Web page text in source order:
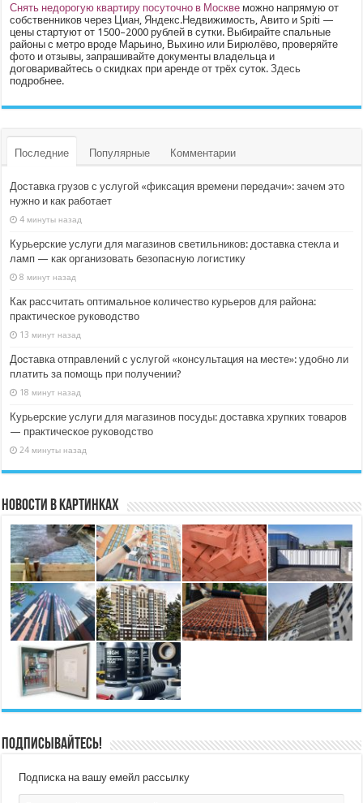
Снять недорогую квартиру посуточно в Москве можно напрямую от
собственников через Циан, Яндекс.Недвижимость, Авито и Spiti —
цены стартуют от 1500–2000 рублей в сутки. Выбирайте спальные
районы с метро вроде Марьино, Выхино или Бирюлёво, проверяйте
фото и отзывы, запрашивайте документы владельца и
договаривайтесь о скидках при аренде от трёх суток.Здесь
подробнее.
Последние Популярные Комментарии
Доставка грузов с услугой «фиксация времени передачи»: зачем это
нужно и как работает
4 минуты назад
Курьерские услуги для магазинов светильников: доставка стекла и
ламп — как организовать безопасную логистику
8 минут назад
Как рассчитать оптимальное количество курьеров для района:
практическое руководство
13 минут назад
Доставка отправлений с услугой «консультация на месте»: удобно ли
платить за помощь при получении?
18 минут назад
Курьерские услуги для магазинов посуды: доставка хрупких товаров
— практическое руководство
24 минуты назад
Новости в картинках
Подписывайтесь!
Подписка на вашу емейл рассылку